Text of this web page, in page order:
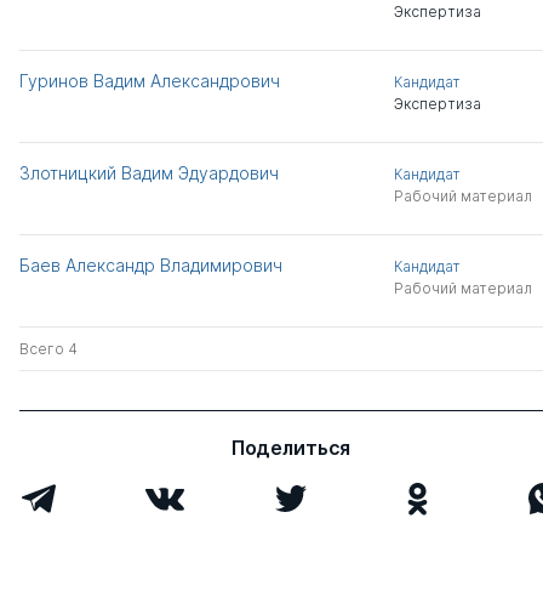
Экспертиза
Гуринов Вадим Александрович
Кандидат
Экспертиза
Злотницкий Вадим Эдуардович
Кандидат
Рабочий материал
Баев Александр Владимирович
Кандидат
Рабочий материал
Всего 4
Поделиться